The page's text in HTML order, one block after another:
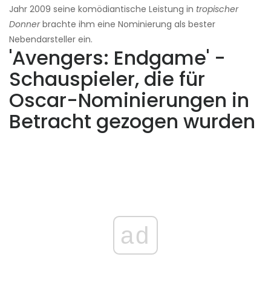
Jahr 2009 seine komödiantische Leistung in tropischer
Donnerbrachte ihm eine Nominierung als bester
Nebendarsteller ein.
'Avengers: Endgame' -
Schauspieler, die für
Oscar-Nominierungen in
Betracht gezogen wurden
ad